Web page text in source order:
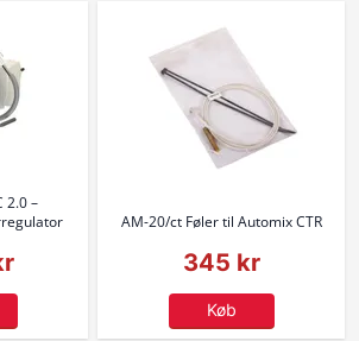
2.0 –
AM-20/ct Føler til Automix CTR
345 kr
Køb